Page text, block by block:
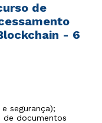
de
- 6
segurança);
de documentos